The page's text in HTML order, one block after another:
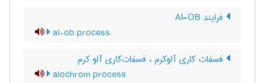
فرایند Al-OB
al-ob process
فسفات کاری آلوکرم ، فسفات‌کاری آلو کرم
alochrom process